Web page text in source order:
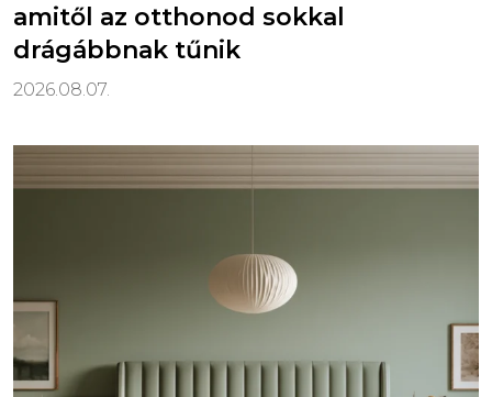
amitől az otthonod sokkal
drágábbnak tűnik
2026.08.07.